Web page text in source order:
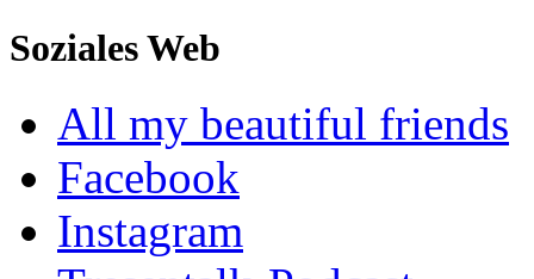
Soziales Web
All my beautiful friends
Facebook
Instagram